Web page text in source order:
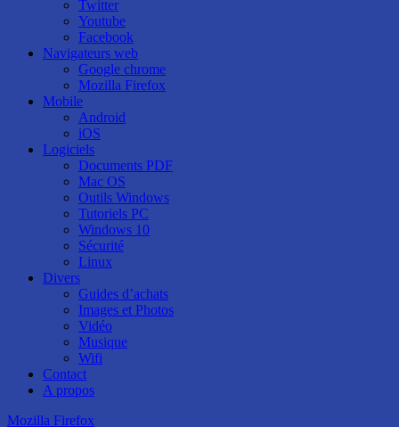
Twitter
Youtube
Facebook
Navigateurs web
Google chrome
Mozilla Firefox
Mobile
Android
iOS
Logiciels
Documents PDF
Mac OS
Outils Windows
Tutoriels PC
Windows 10
Sécurité
Linux
Divers
Guides d’achats
Images et Photos
Vidéo
Musique
Wifi
Contact
A propos
Mozilla Firefox